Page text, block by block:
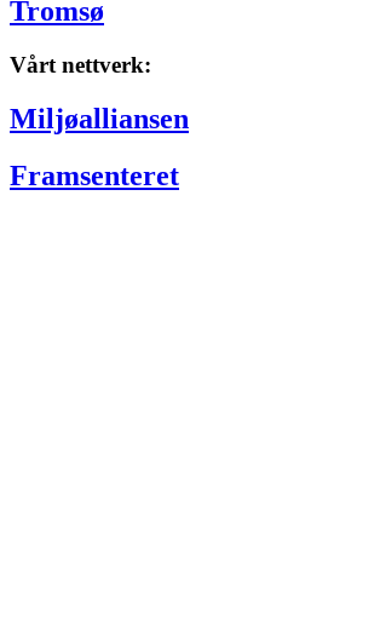
Tromsø
Vårt nettverk:
Miljøalliansen
Framsenteret